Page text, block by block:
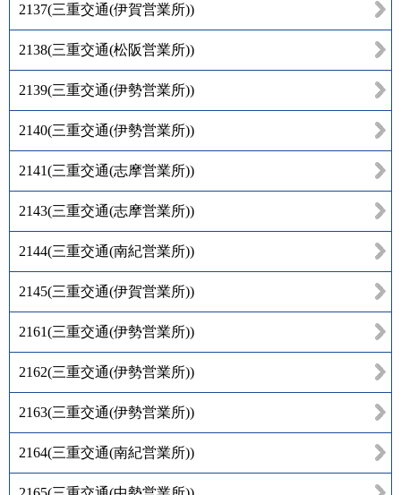
2137(三重交通(伊賀営業所))
2138(三重交通(松阪営業所))
2139(三重交通(伊勢営業所))
2140(三重交通(伊勢営業所))
2141(三重交通(志摩営業所))
2143(三重交通(志摩営業所))
2144(三重交通(南紀営業所))
2145(三重交通(伊賀営業所))
2161(三重交通(伊勢営業所))
2162(三重交通(伊勢営業所))
2163(三重交通(伊勢営業所))
2164(三重交通(南紀営業所))